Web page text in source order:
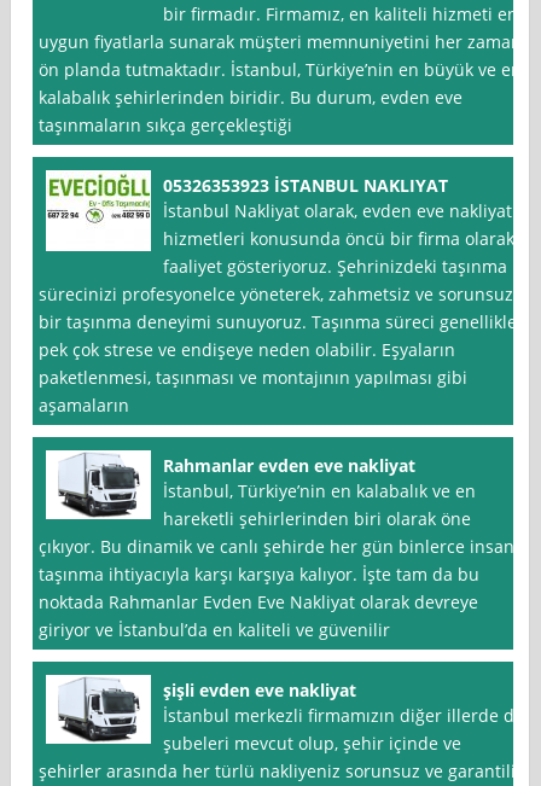
bir firmadır. Firmamız, en kaliteli hizmeti en
uygun fiyatlarla sunarak müşteri memnuniyetini her zaman
ön planda tutmaktadır. İstanbul, Türkiye’nin en büyük ve en
kalabalık şehirlerinden biridir. Bu durum, evden eve
taşınmaların sıkça gerçekleştiği
05326353923 İSTANBUL NAKLIYAT
İstanbul Nakliyat olarak, evden eve nakliyat
hizmetleri konusunda öncü bir firma olarak
faaliyet gösteriyoruz. Şehrinizdeki taşınma
sürecinizi profesyonelce yöneterek, zahmetsiz ve sorunsuz
bir taşınma deneyimi sunuyoruz. Taşınma süreci genellikle
pek çok strese ve endişeye neden olabilir. Eşyaların
paketlenmesi, taşınması ve montajının yapılması gibi
aşamaların
Rahmanlar evden eve nakliyat
İstanbul, Türkiye’nin en kalabalık ve en
hareketli şehirlerinden biri olarak öne
çıkıyor. Bu dinamik ve canlı şehirde her gün binlerce insan
taşınma ihtiyacıyla karşı karşıya kalıyor. İşte tam da bu
noktada Rahmanlar Evden Eve Nakliyat olarak devreye
giriyor ve İstanbul’da en kaliteli ve güvenilir
şişli evden eve nakliyat
İstanbul merkezli firmamızın diğer illerde de
şubeleri mevcut olup, şehir içinde ve
şehirler arasında her türlü nakliyeniz sorunsuz ve garantili